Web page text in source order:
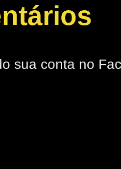
sua conta no